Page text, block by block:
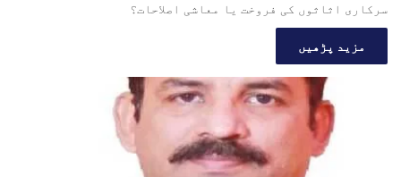
سرکاری اثاثوں کی فروخت یا معاشی اصلاحات؟
مزید پڑھیں